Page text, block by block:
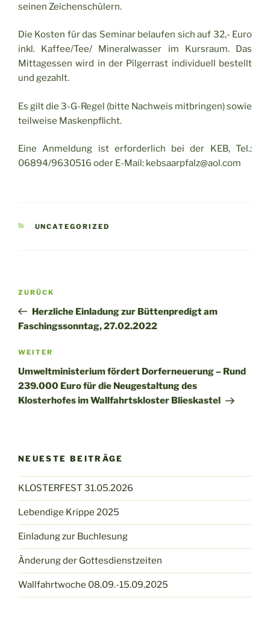
seinen Zeichenschülern.
Die Kosten für das Seminar belaufen sich auf 32,- Euro
inkl. Kaffee/Tee/ Mineralwasser im Kursraum. Das
Mittagessen wird in der Pilgerrast individuell bestellt
und gezahlt.
Es gilt die 3-G-Regel (bitte Nachweis mitbringen) sowie
teilweise Maskenpflicht.
Eine Anmeldung ist erforderlich bei der KEB, Tel.:
06894/9630516 oder E-Mail: kebsaarpfalz@aol.com
KATEGORIEN
UNCATEGORIZED
Beitragsnavigation
Vorheriger
Beitrag
ZURÜCK
Herzliche Einladung zur Büttenpredigt am
Faschingssonntag, 27.02.2022
Nächster
Beitrag
WEITER
Umweltministerium fördert Dorferneuerung – Rund
239.000 Euro für die Neugestaltung des
Klosterhofes im Wallfahrtskloster Blieskastel
NEUESTE BEITRÄGE
KLOSTERFEST 31.05.2026
Lebendige Krippe 2025
Einladung zur Buchlesung
Änderung der Gottesdienstzeiten
Wallfahrtwoche 08.09.-15.09.2025